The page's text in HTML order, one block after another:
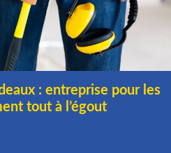
: entreprise pour les
tout à l’égout